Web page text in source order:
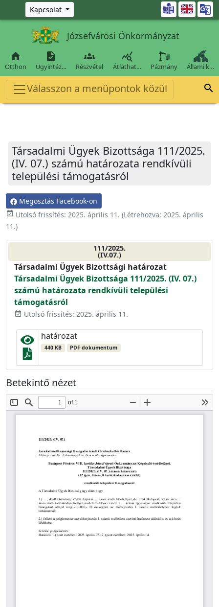
Ugrás a fő tartalomra
Kapcsolat 
Józsefvárosi Önkormányzat

Otthon

Ügyintéz…

Részvétel

Átláthat… Pázmány Állami k…
Válasszon a menüpontok közül 
Társadalmi Ügyek Bizottsága 111/2025.
(IV. 07.) számú határozata rendkívüli
települési támogatásról
Megosztás Facebook-on
event_available Utolsó frissítés: 2025. április 11. (Létrehozva: 2025. április
11.)
111/2025.
(IV.07.)
Társadalmi Ügyek Bizottsági határozat
Társadalmi Ügyek Bizottsága 111/2025. (IV. 07.)
számú határozata rendkívüli települési
támogatásról
event_available Utolsó frissítés: 2025. április 11.
határozat
440 KB PDF dokumentum
Betekintő nézet